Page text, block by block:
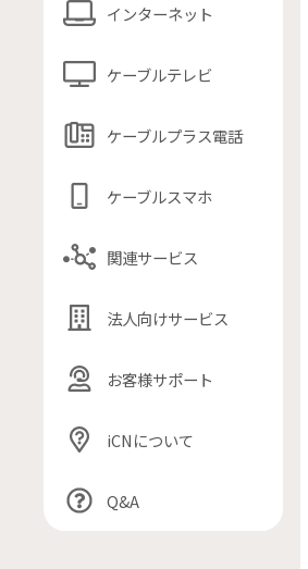
インターネット
ケーブルテレビ
ケーブルプラス電話
ケーブルスマホ
関連サービス
法人向けサービス
お客様サポート
iCNについて
Q&A